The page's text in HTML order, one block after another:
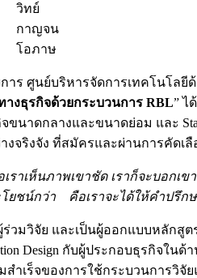
วิทย์
กาญจน
โอภาษ
าร ศูนย์บริหารจัดการเทคโนโล
งธุรกิจด้วยกระบวนการ RBL” ไ
นาดกลางและขนาดย่อม และ
ริงจัง ที่สมัครและผ่านการคัดเลื
าเห็นภาพเขาชัด เราก็จะบอกเ
ยชน์กว่า คือเราจะได้ให้คำปรึก
มวิจัย และเป็นผู้ออกแบบหลักสู
Design กับผู้ประกอบธุรกิจ
ำเร็จของการใช้กระบวนการ